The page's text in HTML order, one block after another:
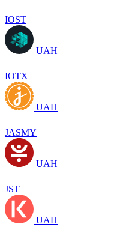
IOST
UAH
IOTX
UAH
JASMY
UAH
JST
UAH